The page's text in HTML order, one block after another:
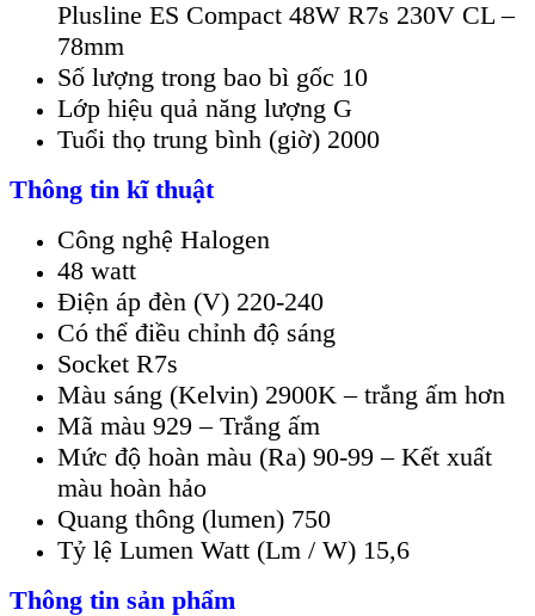
Plusline ES Compact 48W R7s 230V CL –
78mm
Số lượng trong bao bì gốc 10
Lớp hiệu quả năng lượng G
Tuổi thọ trung bình (giờ) 2000
Thông tin kĩ thuật
Công nghệ Halogen
48 watt
Điện áp đèn (V) 220-240
Có thể điều chỉnh độ sáng
Socket R7s
Màu sáng (Kelvin) 2900K – trắng ấm hơn
Mã màu 929 – Trắng ấm
Mức độ hoàn màu (Ra) 90-99 – Kết xuất
màu hoàn hảo
Quang thông (lumen) 750
Tỷ lệ Lumen Watt (Lm / W) 15,6
Thông tin sản phẩm